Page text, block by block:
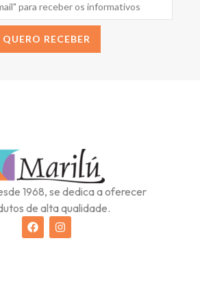
QUERO RECEBER
1968, se dedica a oferecer
de alta qualidade.